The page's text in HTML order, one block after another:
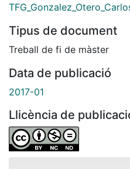
Tipus de document
Treball de fi de màster
Data de publicació
2017-01
Llicència de